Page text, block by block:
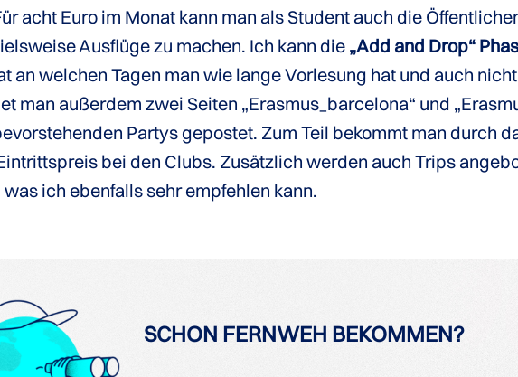
acht Euro im Monat kann man als Student auch die
Ausflüge zu machen. Ich kann die „Add and Drop“
an welchen Tagen man wie lange Vorlesung hat und auch
man außerdem zwei Seiten „Erasmus_barcelona“ und
Partys gepostet. Zum Teil bekommt man durch
bei den Clubs. Zusätzlich werden auch Trips
ich ebenfalls sehr empfehlen kann.
SCHON FERNWEH BEKOMMEN?